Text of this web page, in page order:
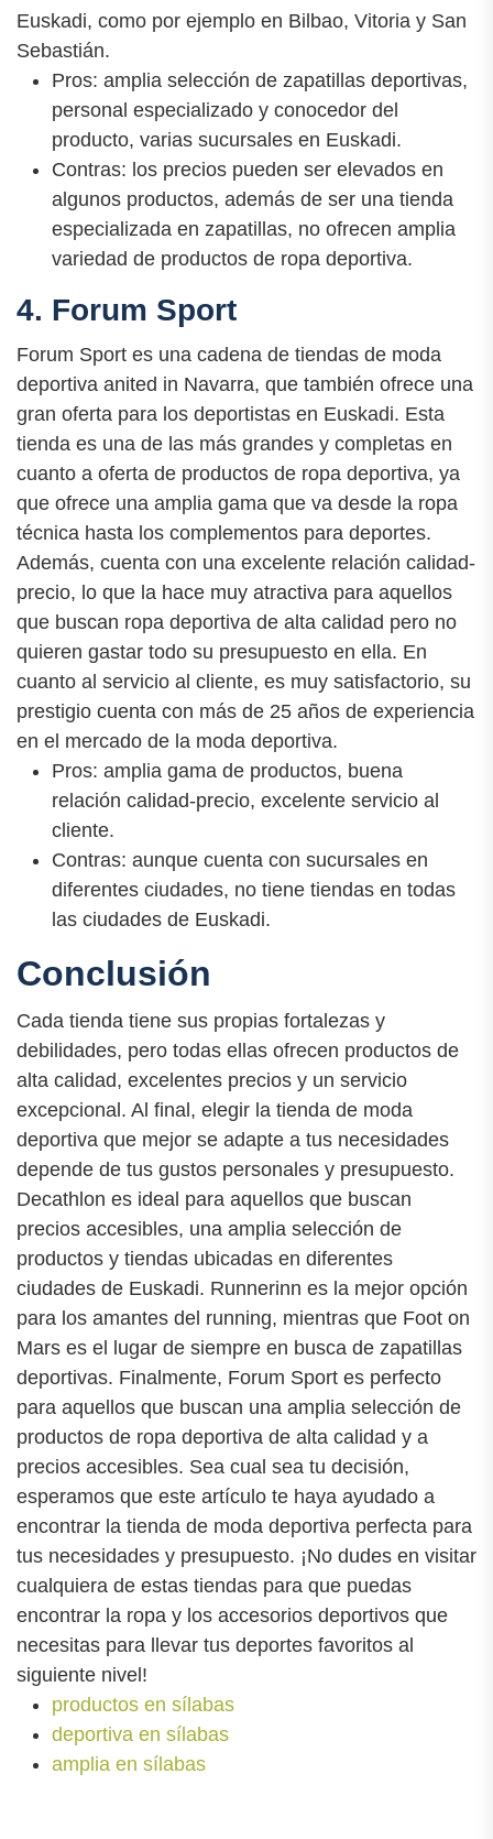
Euskadi, como por ejemplo en Bilbao, Vitoria y San
Sebastián.
Pros: amplia selección de zapatillas deportivas,
personal especializado y conocedor del
producto, varias sucursales en Euskadi.
Contras: los precios pueden ser elevados en
algunos productos, además de ser una tienda
especializada en zapatillas, no ofrecen amplia
variedad de productos de ropa deportiva.
4. Forum Sport
Forum Sport es una cadena de tiendas de moda
deportiva anited in Navarra, que también ofrece una
gran oferta para los deportistas en Euskadi. Esta
tienda es una de las más grandes y completas en
cuanto a oferta de productos de ropa deportiva, ya
que ofrece una amplia gama que va desde la ropa
técnica hasta los complementos para deportes.
Además, cuenta con una excelente relación calidad-
precio, lo que la hace muy atractiva para aquellos
que buscan ropa deportiva de alta calidad pero no
quieren gastar todo su presupuesto en ella. En
cuanto al servicio al cliente, es muy satisfactorio, su
prestigio cuenta con más de 25 años de experiencia
en el mercado de la moda deportiva.
Pros: amplia gama de productos, buena
relación calidad-precio, excelente servicio al
cliente.
Contras: aunque cuenta con sucursales en
diferentes ciudades, no tiene tiendas en todas
las ciudades de Euskadi.
Conclusión
Cada tienda tiene sus propias fortalezas y
debilidades, pero todas ellas ofrecen productos de
alta calidad, excelentes precios y un servicio
excepcional. Al final, elegir la tienda de moda
deportiva que mejor se adapte a tus necesidades
depende de tus gustos personales y presupuesto.
Decathlon es ideal para aquellos que buscan
precios accesibles, una amplia selección de
productos y tiendas ubicadas en diferentes
ciudades de Euskadi. Runnerinn es la mejor opción
para los amantes del running, mientras que Foot on
Mars es el lugar de siempre en busca de zapatillas
deportivas. Finalmente, Forum Sport es perfecto
para aquellos que buscan una amplia selección de
productos de ropa deportiva de alta calidad y a
precios accesibles. Sea cual sea tu decisión,
esperamos que este artículo te haya ayudado a
encontrar la tienda de moda deportiva perfecta para
tus necesidades y presupuesto. ¡No dudes en visitar
cualquiera de estas tiendas para que puedas
encontrar la ropa y los accesorios deportivos que
necesitas para llevar tus deportes favoritos al
siguiente nivel!
productos en sílabas
deportiva en sílabas
amplia en sílabas